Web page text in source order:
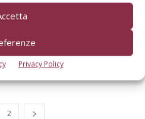
Privacy Policy
all’esame
2